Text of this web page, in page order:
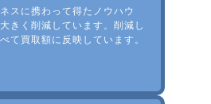
スに携わって得たノウハウ
きく削減しています。削減し
て買取額に反映しています。